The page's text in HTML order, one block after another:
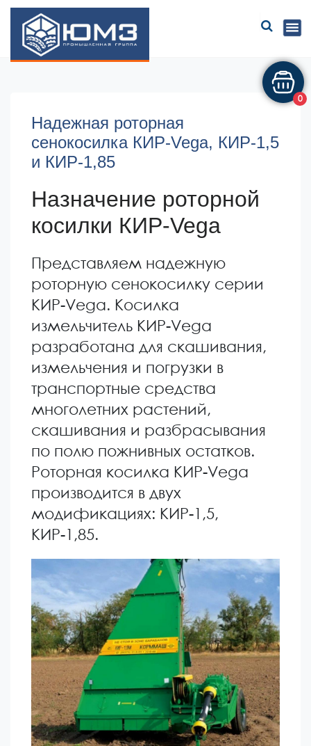
ЮМЗ
Надежная роторная
сенокосилка КИР-Vega, КИР-1,5
и КИР-1,85
Назначение роторной
косилки КИР-Vega
Представляем надежную
роторную сенокосилку серии
КИР-Vega. Косилка
измельчитель КИР-Vega
разработана для скашивания,
измельчения и погрузки в
транспортные средства
многолетних растений,
скашивания и разбрасывания
по полю пожнивных остатков.
Роторная косилка КИР-Vega
производится в двух
модификациях: КИР-1,5,
КИР-1,85.
0